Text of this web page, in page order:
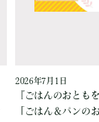
2026年7月1日
『ごはんのおとも
「ごはん＆パンの